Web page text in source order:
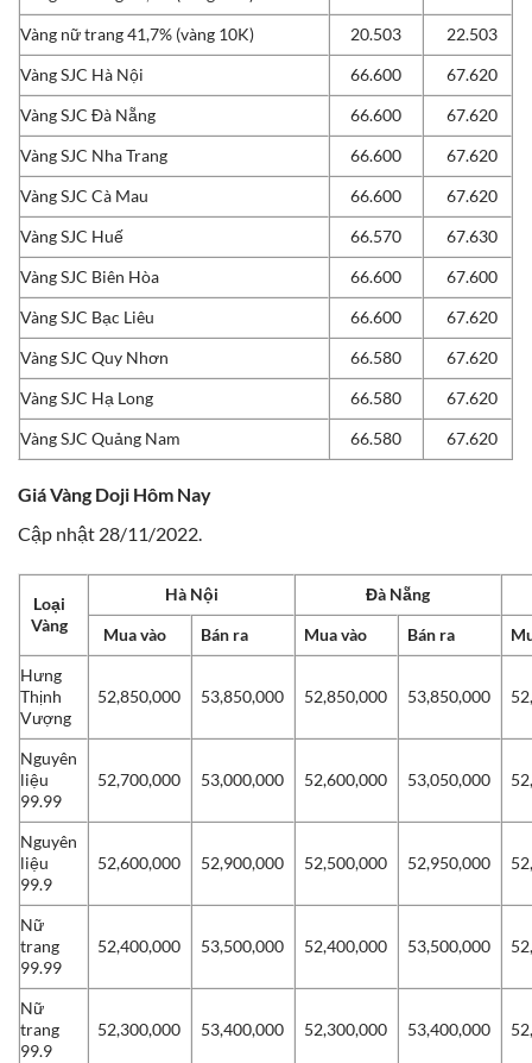
Vàng nữ trang 41,7% (vàng 10K)
20.503
22.503
Vàng SJC Hà Nội
66.600
67.620
Vàng SJC Đà Nẵng
66.600
67.620
Vàng SJC Nha Trang
66.600
67.620
Vàng SJC Cà Mau
66.600
67.620
Vàng SJC Huế
66.570
67.630
Vàng SJC Biên Hòa
66.600
67.600
Vàng SJC Bạc Liêu
66.600
67.620
Vàng SJC Quy Nhơn
66.580
67.620
Vàng SJC Hạ Long
66.580
67.620
Vàng SJC Quảng Nam
66.580 67.620
Giá Vàng Doji Hôm Nay
Cập nhật 28/11/2022.
Loại
Vàng
Hà Nội
Đà Nẵng
Mua vào
Bán ra Mua vào Bán ra
Hưng
Thịnh
Vượng
52,850,000 53,850,000 52,850,000 53,850,000
Nguyên
liệu
99.99
52,700,000 53,000,000 52,600,000 53,050,000
Nguyên
liệu
99.9
52,600,000 52,900,000 52,500,000 52,950,000
Nữ
trang
99.99
52,400,000 53,500,000 52,400,000 53,500,000
Nữ
trang
99.9
52,300,000 53,400,000 52,300,000 53,400,000